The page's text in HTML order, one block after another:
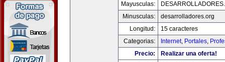
Mayusculas:
Minusculas:
desarrolladores.org
Longitud:
15 caracteres
Categorias:
Internet, Portales,
Precio:
Realizar una oferta!